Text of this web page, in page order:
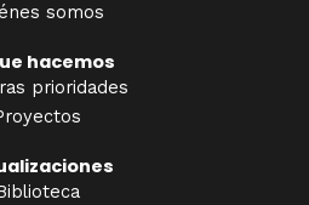
somos
hacemos
prioridades